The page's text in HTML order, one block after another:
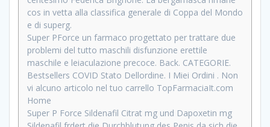
cos in vetta alla classifica generale di Coppa del Mondo
e di superg.
Super PForce un farmaco progettato per trattare due
problemi del tutto maschili disfunzione erettile
maschile e leiaculazione precoce. Back. CATEGORIE.
Bestsellers COVID Stato Dellordine. I Miei Ordini . Non
vi alcuno articolo nel tuo carrello TopFarmaciaIt.com
Home
Super P Force Sildenafil Citrat mg und Dapoxetin mg